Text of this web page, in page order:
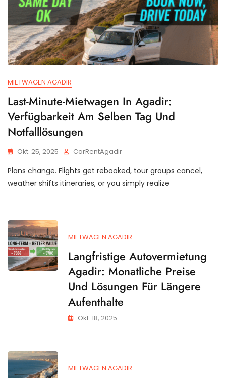
MIETWAGEN AGADIR
Last-Minute-Mietwagen In Agadir:
Verfügbarkeit Am Selben Tag Und
Notfalllösungen
Okt. 25, 2025 CarRentAgadir
Plans change. Flights get rebooked, tour groups cancel,
weather shifts itineraries, or you simply realize
MIETWAGEN AGADIR
Langfristige Autovermietung
Agadir: Monatliche Preise
Und Lösungen Für Längere
Aufenthalte
Okt. 18, 2025
MIETWAGEN AGADIR